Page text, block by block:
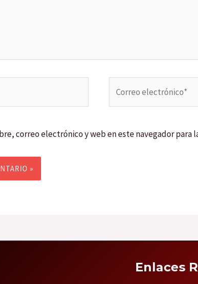
correo electrónico y web en este navegador para
Enlaces